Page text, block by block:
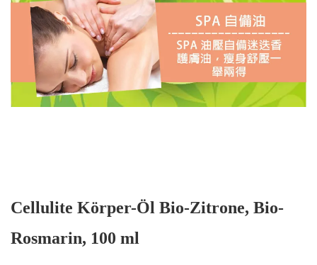
Cellulite Körper-Öl Bio-Zitrone, Bio-
Rosmarin, 100 ml